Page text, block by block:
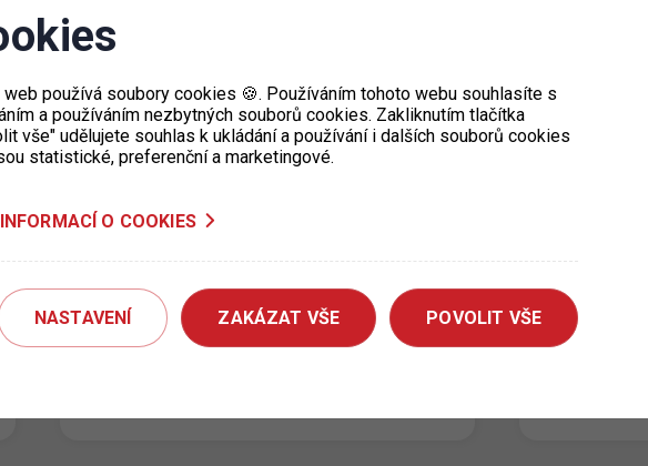
12. 12. 2022
Od 12. 12. 2022 na parkovišti P+R Chodov
V týdnu od
probíhat
parkovacích
web používá soubory cookies 🍪. Používáním tohoto webu souhlasíte s
a používáním nezbytných souborů cookies. Zakliknutím tlačítka
vše" udělujete souhlas k ukládání a používání i dalších souborů cookies
statistické, preferenční a marketingové.
O COOKIES
NASTAVENÍ ZAKÁZAT VŠE POVOLIT VŠE